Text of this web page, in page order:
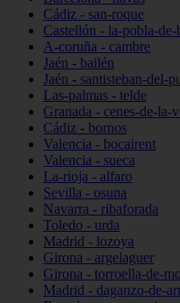
Cádiz - san-roque
Castellón - la-pobla-de-
A-coruña - cambre
Jaén - bailén
Jaén - santisteban-del-
Las-palmas - telde
Granada - cenes-de-la-
Cádiz - bornos
Valencia - bocairent
Valencia - sueca
La-rioja - alfaro
Sevilla - osuna
Navarra - ribaforada
Toledo - urda
Madrid - lozoya
Girona - argelaguer
Girona - torroella-de-
Madrid - daganzo-de-